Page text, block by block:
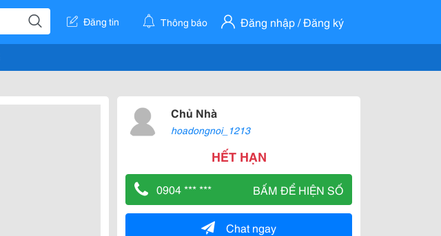
Đăng tin Thông báo Đăng nhập / Đăng ký
Chủ Nhà
hoadongnoi_1213
HẾT HẠN
0904 *** *** BẤM ĐỂ HIỆN SỐ
Chat ngay